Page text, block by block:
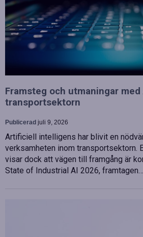
Framsteg och utmaningar med
transportsektorn
Publicerad juli 9, 2026
Artificiell intelligens har blivit en
verksamheten inom transportsektorn.
visar dock att vägen till framgång är
State of Industrial AI 2026, framtagen…